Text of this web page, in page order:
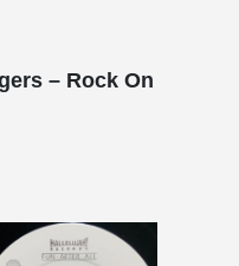
– Rock On